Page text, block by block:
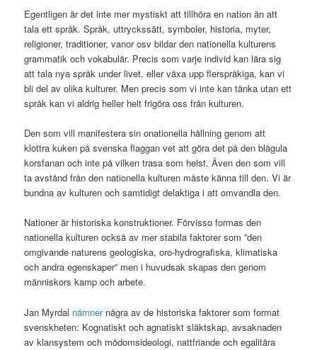
Egentligen är det inte mer mystiskt att tillhöra en nation än att
tala ett språk. Språk, uttryckssätt, symboler, historia, myter,
religioner, traditioner, vanor osv bildar den nationella kulturens
grammatik och vokabulär. Precis som varje individ kan lära sig
att tala nya språk under livet, eller växa upp flerspråkiga, kan vi
bli del av olika kulturer. Men precis som vi inte kan tänka utan ett
språk kan vi aldrig heller helt frigöra oss från kulturen.
Den som vill manifestera sin onationella hållning genom att
klottra kuken på svenska flaggan vet att göra det på den blågula
korsfanan och inte på vilken trasa som helst. Även den som vill
ta avstånd från den nationella kulturen måste känna till den. Vi är
bundna av kulturen och samtidigt delaktiga i att omvandla den.
Nationer är historiska konstruktioner. Förvisso formas den
nationella kulturen också av mer stabila faktorer som ”den
omgivande naturens geologiska, oro-hydrografiska, klimatiska
och andra egenskaper” men i huvudsak skapas den genom
människors kamp och arbete.
Jan Myrdal nämnernågra av de historiska faktorer som format
svenskheten: Kognatiskt och agnatiskt släktskap, avsaknaden
av klansystem och mödomsideologi, nattfriande och egalitära